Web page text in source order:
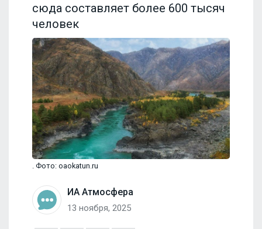
сюда составляет более 600 тысяч
человек
. Фото: oaokatun.ru
ИА Атмосфера
13 ноября, 2025